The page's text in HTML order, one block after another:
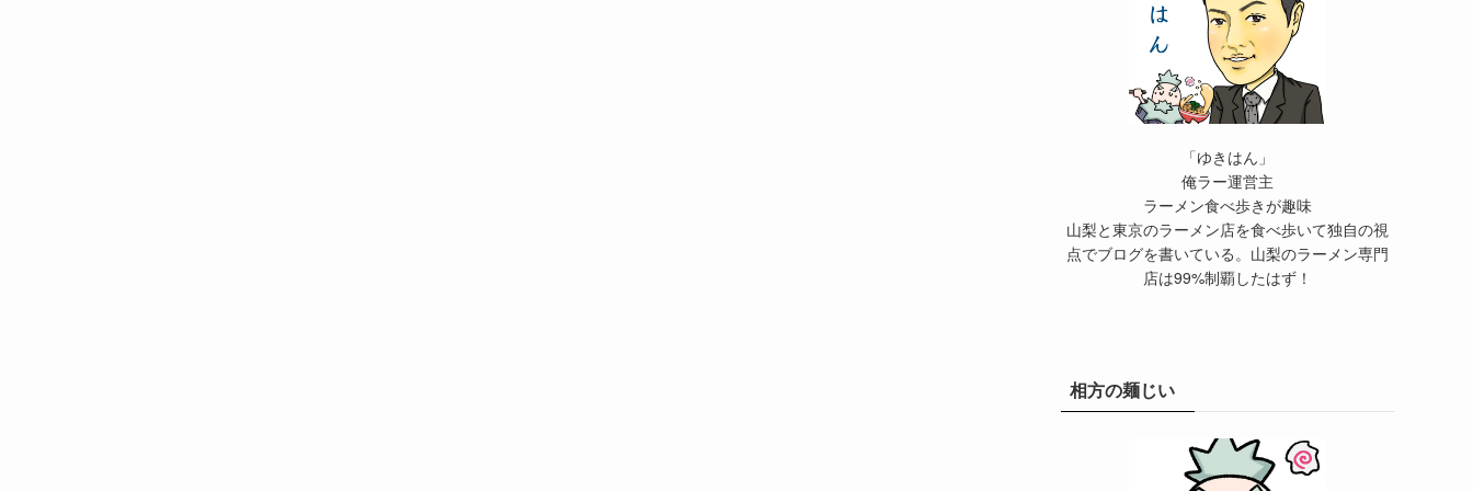
「ゆきはん」
俺ラー運営主
ラーメン食べ歩きが趣味
山梨と東京のラーメン店を食べ歩いて独自の視
点でブログを書いている。山梨のラーメン専門
店は99%制覇したはず！
相方の麺じい